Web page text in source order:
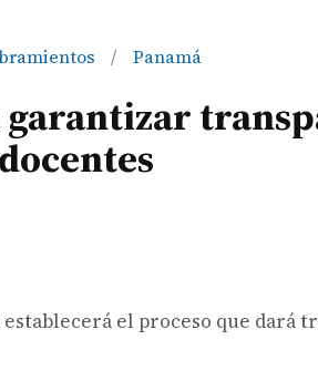
/ Panamá
el proceso que dará